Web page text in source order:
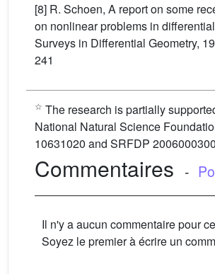
[8] R. Schoen, A report on some
on nonlinear problems in
Surveys in Differential Geometry,
241
☆ The research is partially
National Natural Science
10631020 and SRFDP
Commentaires -
Il n'y a aucun commentaire pour
Soyez le premier à écrire un